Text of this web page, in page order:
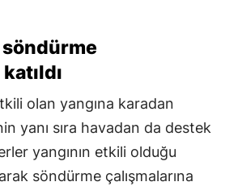
olan yangına karadan
yanı sıra havadan da destek
yangının etkili olduğu
söndürme çalışmalarına